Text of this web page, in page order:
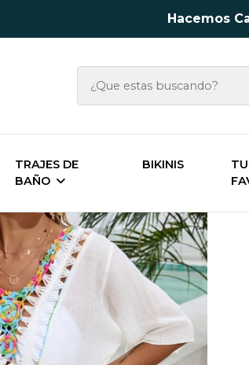
Hacemos
TRAJES DE
BAÑO
BIKINIS